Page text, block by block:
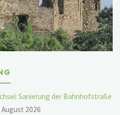
Sanierung der Bahnhofstraße
August 2026